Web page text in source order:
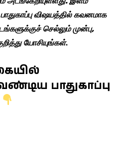
விஷயத்தில் கவனமாக
செல்லும் முன்பு,
யோசியுங்கள்.
பாதுகாப்பு